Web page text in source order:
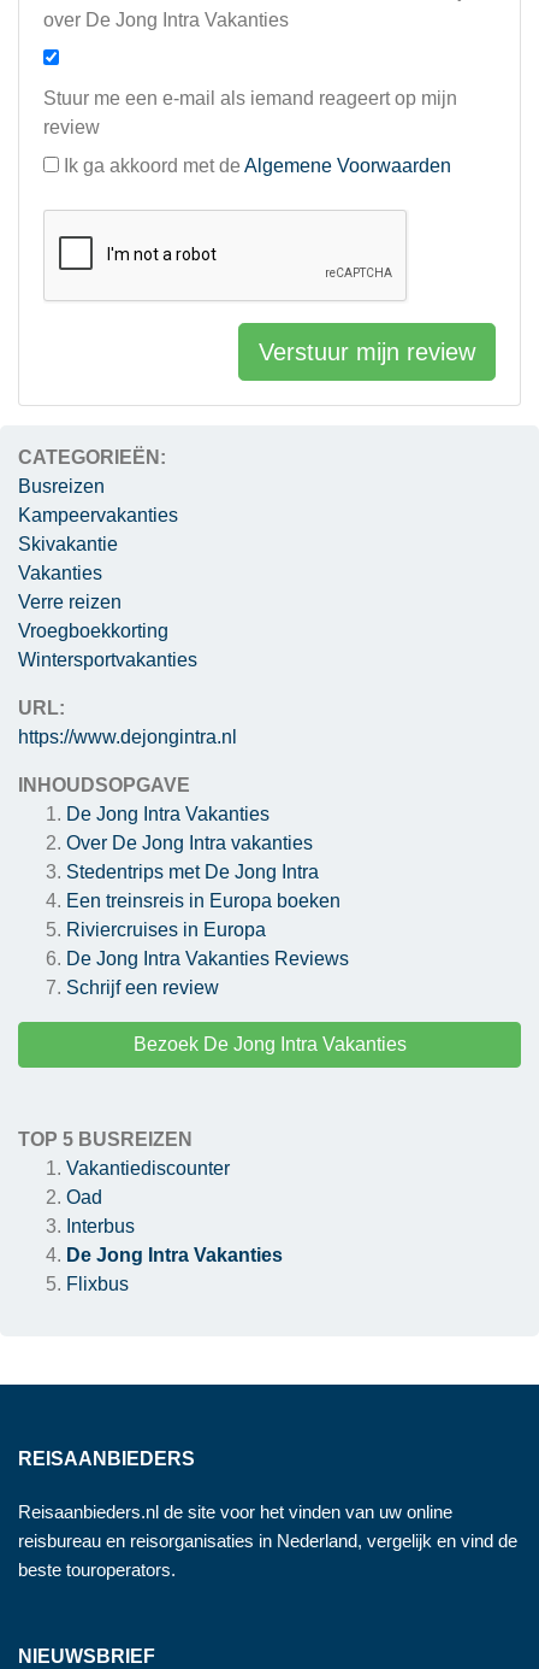
CATEGORIEËN:
Busreizen
Kampeervakanties
Skivakantie
Vakanties
Verre reizen
Vroegboekkorting
Wintersportvakanties
URL:
https://www.dejongintra.nl
INHOUDSOPGAVE
De Jong Intra Vakanties
Over De Jong Intra vakanties
Stedentrips met De Jong Intra
Een treinsreis in Europa boeken
Riviercruises in Europa
De Jong Intra Vakanties Reviews
Schrijf een review
Bezoek De Jong Intra Vakanties
TOP 5 BUSREIZEN
Vakantiediscounter
Oad
Interbus
De Jong Intra Vakanties
Flixbus
over De Jong Intra Vakanties
Stuur me een e-mail als iemand reageert op mijn
review
Ik ga akkoord met de Algemene Voorwaarden
Verstuur mijn review
REISAANBIEDERS
Reisaanbieders.nl de site voor het vinden van uw online
reisbureau en reisorganisaties in Nederland, vergelijk en vind de
beste touroperators.
NIEUWSBRIEF